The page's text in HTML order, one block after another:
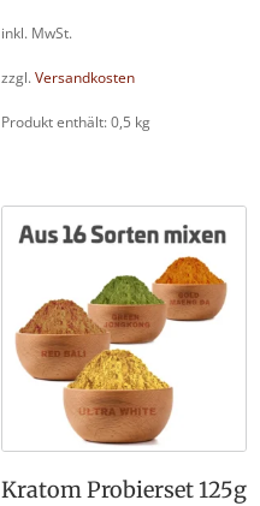
inkl. MwSt.
zzgl. Versandkosten
Produkt enthält: 0,5 kg
Kratom Probierset 125g